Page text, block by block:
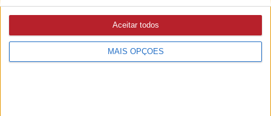
MAIS OPÇÕES
Aceitar todos